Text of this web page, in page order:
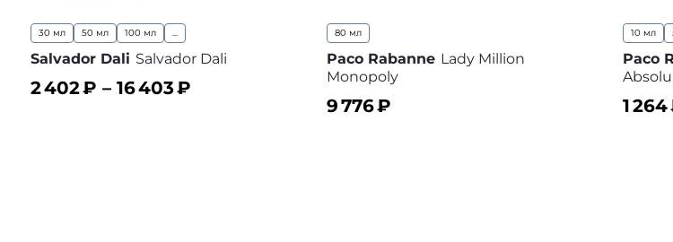
30 мл 50 мл 100 мл ...
Salvador Dali Salvador Dali
2 402₽ – 16 403₽
80 мл
Paco Rabanne Lady Million
Monopoly
9 776₽
10 мл
Paco
Absolu
1 264